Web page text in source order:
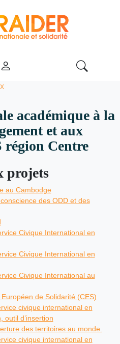
académique à la
et aux
région Centre
projets
au Cambodge
des ODD et des
Civique International en
Civique International en
Civique International au
de Solidarité (CES)
civique international en
outil d’insertion
des territoires au monde.
civique international en